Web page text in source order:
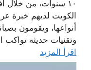
١٠ سنوات، من
الكويت لديهم خبرة
أنواعها، ويقومون
وتقنيات حديثة تواكب
اقرأ المزيد